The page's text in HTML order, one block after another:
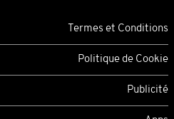
Termes et Conditions
Politique de Cookie
Publicité